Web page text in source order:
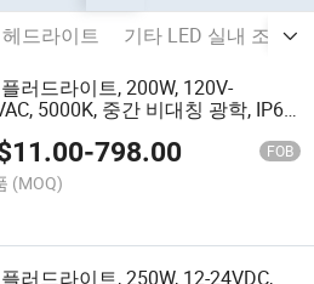
헤드라이트
기타 LED 실내 조명
러드라이트, 200W, 120V-
5000K, 중간 비대칭 광학, IP66,
11.00-798.00 FOB
(MOQ)
러드라이트, 250W, 12-24VDC,